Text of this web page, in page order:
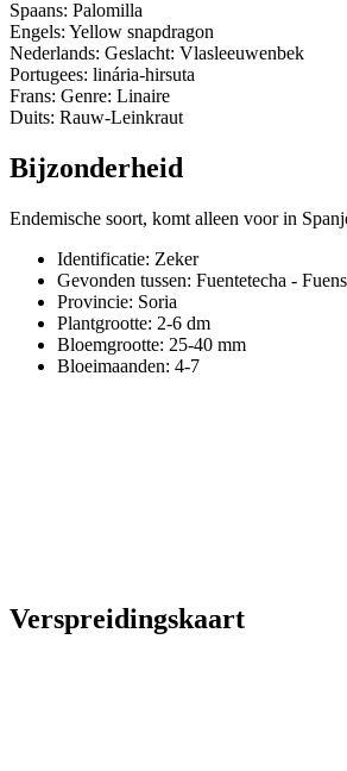
Spaans: Palomilla
Engels: Yellow snapdragon
Nederlands: Geslacht: Vlasleeuwenbek
Portugees: linária-hirsuta
Frans: Genre: Linaire
Duits: Rauw-Leinkraut
Bijzonderheid
Endemische soort, komt alleen voor in
Identificatie: Zeker
Gevonden tussen: Fuentetecha -
Provincie: Soria
Plantgrootte: 2-6 dm
Bloemgrootte: 25-40 mm
Bloeimaanden: 4-7
Verspreidingskaart